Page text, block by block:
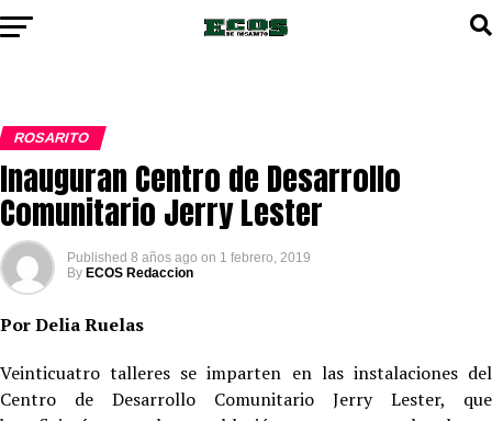
ROSARITO
Inauguran Centro de Desarrollo
Comunitario Jerry Lester
Published 8 años ago on 1 febrero, 2019
By ECOS Redaccion
Por Delia Ruelas
Veinticuatro talleres se imparten en las instalaciones del
Centro de Desarrollo Comunitario Jerry Lester, que